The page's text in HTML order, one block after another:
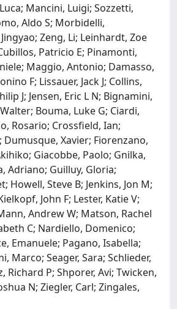
Mancini, Luigi; Sozzetti,
Aldo S; Morbidelli,
Zeng, Li; Leinhardt, Zoe
Patricio E; Pinamonti,
Maggio, Antonio; Damasso,
F; Lissauer, Jack J; Collins,
J; Jensen, Eric L N; Bignamini,
Bouma, Luke G; Ciardi,
Rosario; Crossfield, Ian;
Dumusque, Xavier; Fiorenzano,
Giacobbe, Paolo; Gnilka,
Adriano; Guilluy, Gloria;
Howell, Steve B; Jenkins, Jon M;
John F; Lester, Katie V;
Andrew W; Matson, Rachel
C; Nardiello, Domenico;
Emanuele; Pagano, Isabella;
Marco; Seager, Sara; Schlieder,
Richard P; Shporer, Avi; Twicken,
N; Ziegler, Carl; Zingales,